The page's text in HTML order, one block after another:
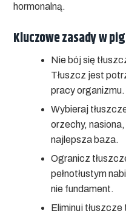
hormonalną.
Kluczowe zasady w
Nie bój się
Tłuszcz jest
pracy organizmu.
Wybieraj
orzechy,
najlepsza baza.
Ogranicz
pełnotłustym
nie fundament.
Eliminuj tłuszcze